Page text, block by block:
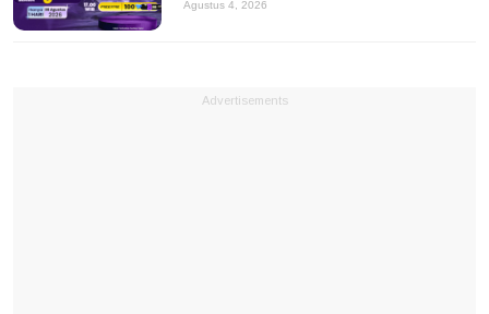
Agustus 4, 2026
Advertisements